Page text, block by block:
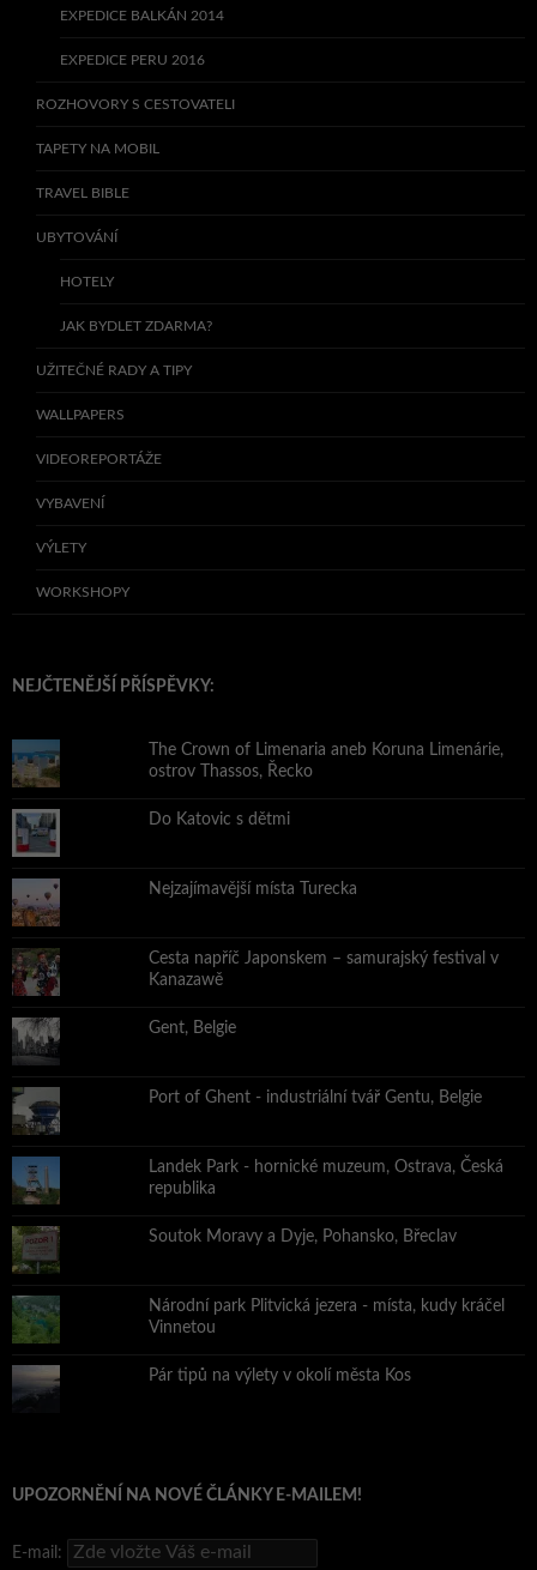
EXPEDICE BALKÁN 2014
EXPEDICE PERU 2016
ROZHOVORY S CESTOVATELI
TAPETY NA MOBIL
TRAVEL BIBLE
UBYTOVÁNÍ
HOTELY
JAK BYDLET ZDARMA?
UŽITEČNÉ RADY A TIPY
WALLPAPERS
VIDEOREPORTÁŽE
VYBAVENÍ
VÝLETY
WORKSHOPY
NEJČTENĚJŠÍ PŘÍSPĚVKY:
The Crown of Limenaria aneb Koruna Limenárie,
ostrov Thassos, Řecko
Do Katovic s dětmi
Nejzajímavější místa Turecka
Cesta napříč Japonskem – samurajský festival v
Kanazawě
Gent, Belgie
Port of Ghent - industriální tvář Gentu, Belgie
Landek Park - hornické muzeum, Ostrava, Česká
republika
Soutok Moravy a Dyje, Pohansko, Břeclav
Národní park Plitvická jezera - místa, kudy kráčel
Vinnetou
Pár tipů na výlety v okolí města Kos
UPOZORNĚNÍ NA NOVÉ ČLÁNKY E-MAILEM!
E-mail: